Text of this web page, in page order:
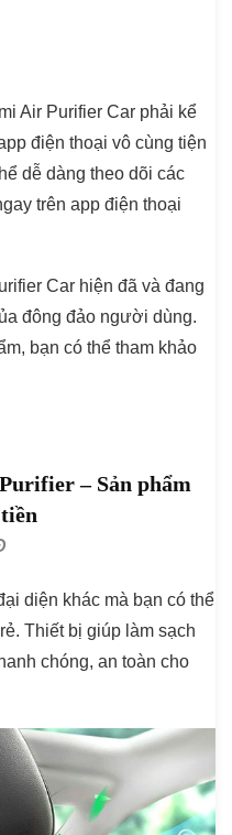
Air Purifier Car phải kể
điện thoại vô cùng tiện
dễ dàng theo dõi các
trên app điện thoại
Car hiện đã và đang
đông đảo người dùng.
bạn có thể tham khảo
– Sản phẩm
diện khác mà bạn có thể
Thiết bị giúp làm sạch
chóng, an toàn cho